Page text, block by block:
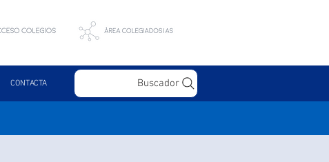
CONTACTA Buscador